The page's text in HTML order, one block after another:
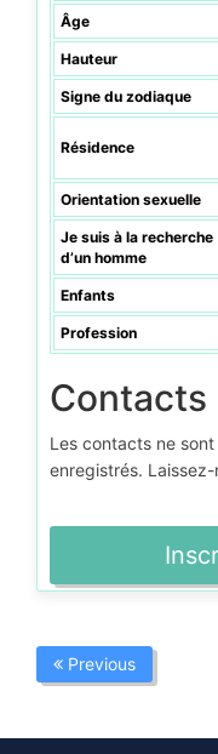
Âge
Hauteur
Signe du zodiaque
Résidence
Orientation sexuelle
Je suis à la recherche
d’un homme
Enfants
Profession
Contacts
Les contacts ne
enregistrés.
Previous